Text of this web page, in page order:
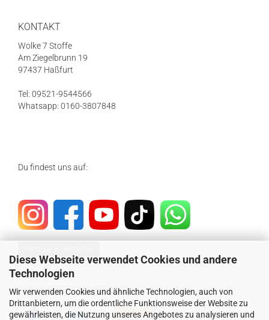
Diese Webseite verwendet Cookies und andere
Technologien
Wir verwenden Cookies und ähnliche Technologien, auch von
Drittanbietern, um die ordentliche Funktionsweise der Website zu
gewährleisten, die Nutzung unseres Angebotes zu analysieren und
KONTAKT
Wolke 7 Stoffe
Am Ziegelbrunn 19
97437 Haßfurt
Tel: 09521-9544566
Whatsapp: 0160-3807848
Du findest uns auf:
SICHER EINKAUFEN MIT